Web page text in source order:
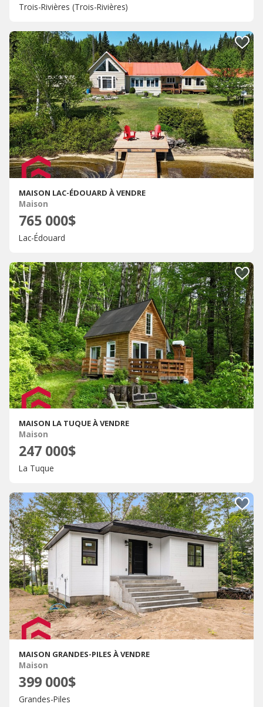
Trois-Rivières (Trois-Rivières)
MAISON LAC-ÉDOUARD À VENDRE
Maison
765 000$
Lac-Édouard
MAISON LA TUQUE À VENDRE
Maison
247 000$
La Tuque
MAISON GRANDES-PILES À VENDRE
Maison
399 000$
Grandes-Piles